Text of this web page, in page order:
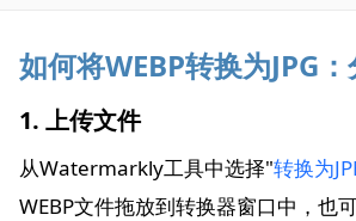
如何将WEBP转换为JPG
1. 上传文件
从Watermarkly工具中选择"转换为
WEBP文件拖放到转换器窗口中，也